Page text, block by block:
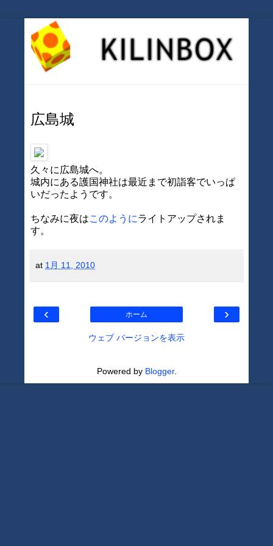
広島城
久々に広島城へ。
城内にある護国神社は最近まで初詣客でいっぱ
いだったようです。
ちなみに夜はこのようにライトアップされま
す。
at 1月 11, 2010
‹ ›
ホーム
ウェブ バージョンを表示
Powered by Blogger.